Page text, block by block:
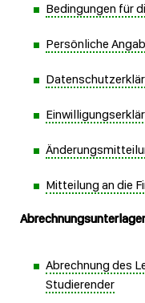
Bedingungen für
Persönliche
Mitteilung an die
Abrechnung des
Studierender